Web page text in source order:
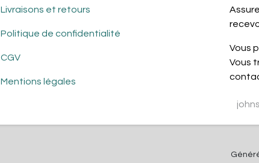
Livraisons et retours
Politique de confidentialité
CGV
Mentions légales
Vous
Vous